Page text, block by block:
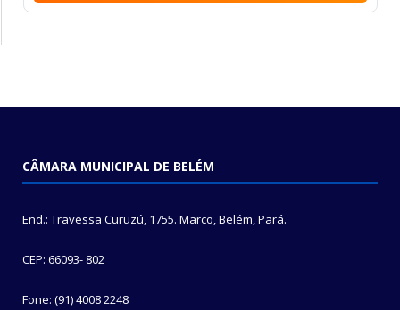
CÂMARA MUNICIPAL DE BELÉM
End.: Travessa Curuzú, 1755. Marco, Belém, Pará.
CEP: 66093- 802
Fone: (91) 4008 2248